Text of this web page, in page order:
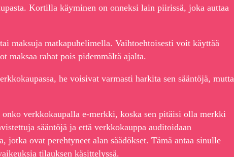
Kortilla käyminen on onneksi lain piirissä, joka auttaa
maksuja matkapuhelimella. Vaihtoehtoisesti voit käyttää
maksaa rahat pois pidemmältä ajalta.
he voisivat varmasti harkita sen sääntöjä, mutta
verkkokaupalla e-merkki, koska sen pitäisi olla merkki
sääntöjä ja että verkkokauppa auditoidaan
jotka ovat perehtyneet alan säädökset. Tämä antaa sinulle
tilauksen käsittelyssä.